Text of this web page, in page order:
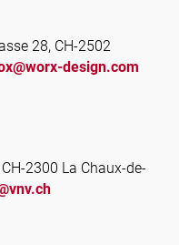
28, CH-2502
design.com
2300 La Chaux-de-